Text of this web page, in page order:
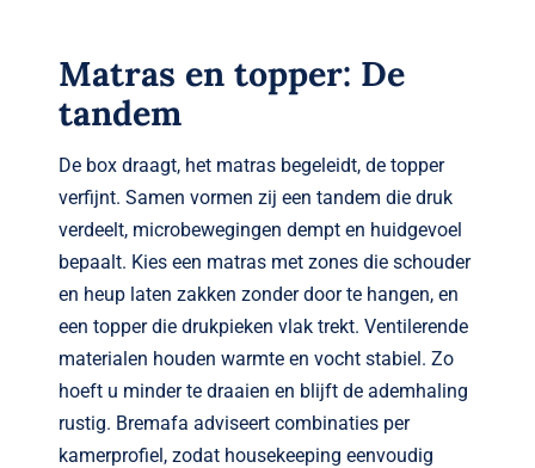
Matras en topper: De
tandem
De box draagt, het matras begeleidt, de topper
verfijnt. Samen vormen zij een tandem die druk
verdeelt, microbewegingen dempt en huidgevoel
bepaalt. Kies een matras met zones die schouder
en heup laten zakken zonder door te hangen, en
een topper die drukpieken vlak trekt. Ventilerende
materialen houden warmte en vocht stabiel. Zo
hoeft u minder te draaien en blijft de ademhaling
rustig. Bremafa adviseert combinaties per
kamerprofiel, zodat housekeeping eenvoudig